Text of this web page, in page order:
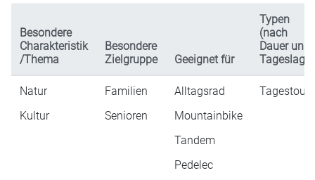
Besondere
Charakteristik
/Thema
Besondere
Zielgruppe
Geeignet für
Typen
(nach
Dauer und
Tageslage)
Natur
Kultur
Familien
Senioren
Alltagsrad
Mountainbike
Tandem
Pedelec
Tagestour